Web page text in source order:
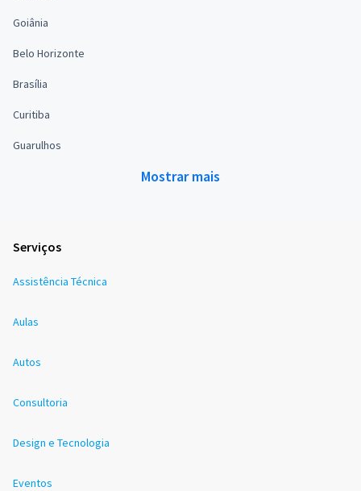
Goiânia
Belo Horizonte
Brasília
Curitiba
Guarulhos
Mostrar mais
Serviços
Assistência Técnica
Aulas
Autos
Consultoria
Design e Tecnologia
Eventos